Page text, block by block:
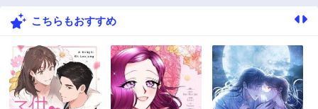
42話
40話
3年前
39話
3年前
38話 37話
こちらもおすすめ